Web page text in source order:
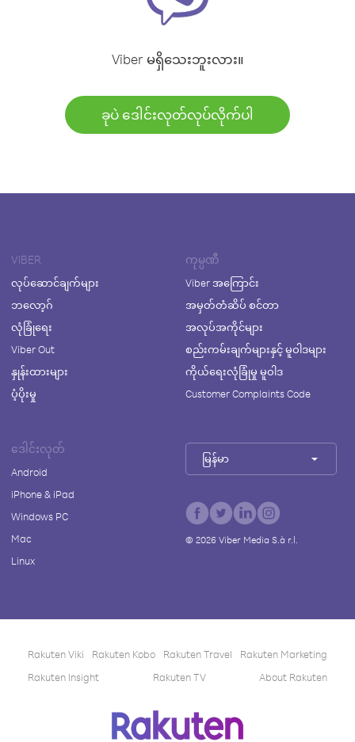
Viber မရှိသေးဘူးလား။
ခုပဲ ဒေါင်းလုတ်လုပ်လိုက်ပါ
VIBER
လုပ်ဆောင်ချက်များ
ဘလော့ဂ်
လုံခြုံရေး
Viber Out
နှုန်းထားများ
ပံ့ပိုးမှု
ကုမ္ပဏီ
Viber အကြောင်း
အမှတ်တံဆိပ် စင်တာ
အလုပ်အကိုင်များ
စည်းကမ်းချက်များနှင့် မူဝါဒများ
ကိုယ်ရေးလုံခြုံမှု မူဝါဒ
Customer Complaints Code
ဒေါင်းလုတ်
Android
iPhone & iPad
Windows PC
Mac
Linux
မြန်မာ
© 2026Viber Media S.à r.l.
Rakuten Viki Rakuten Kobo Rakuten Travel
Rakuten Marketing
Rakuten Insight
Rakuten TV About Rakuten